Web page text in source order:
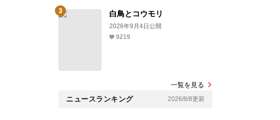
白鳥とコウモリ
2026年9月4日公開
9219
一覧を見る
ニュースランキング 2026/8/8更新